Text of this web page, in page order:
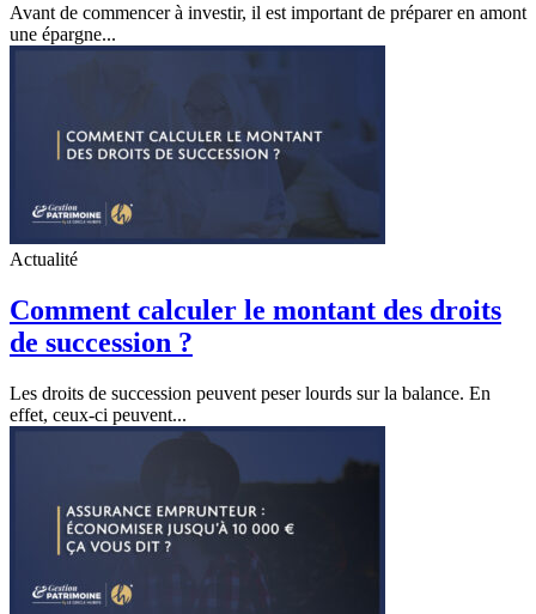
Avant de commencer à investir, il est important de préparer en amont
une épargne...
Actualité
Comment calculer le montant des droits
de succession ?
Les droits de succession peuvent peser lourds sur la balance. En
effet, ceux-ci peuvent...